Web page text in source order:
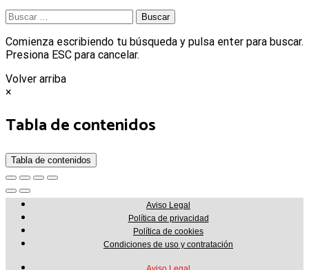
Buscar:
Comienza escribiendo tu búsqueda y pulsa enter para buscar.
Presiona ESC para cancelar.
Volver arriba
×
Tabla de contenidos
Tabla de contenidos
Aviso Legal
Política de privacidad
Política de cookies
Condiciones de uso y contratación